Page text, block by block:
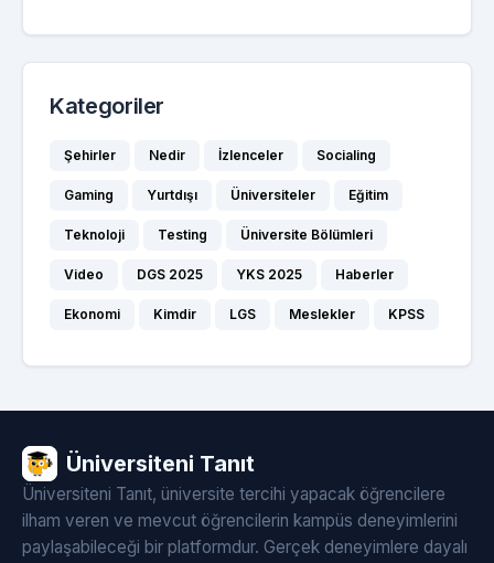
Kategoriler
Şehirler Nedir İzlenceler Socialing
Gaming Yurtdışı Üniversiteler Eğitim
Teknoloji Testing Üniversite Bölümleri
Video DGS 2025 YKS 2025 Haberler
Ekonomi Kimdir LGS Meslekler KPSS
Üniversiteni Tanıt
Üniversiteni Tanıt, üniversite tercihi yapacak öğrencilere
ilham veren ve mevcut öğrencilerin kampüs deneyimlerini
paylaşabileceği bir platformdur. Gerçek deneyimlere dayalı